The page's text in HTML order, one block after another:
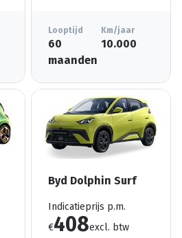
Looptijd
60
maanden
Km/jaar
10.000
Byd Dolphin Surf
Indicatieprijs p.m.
€408excl. btw